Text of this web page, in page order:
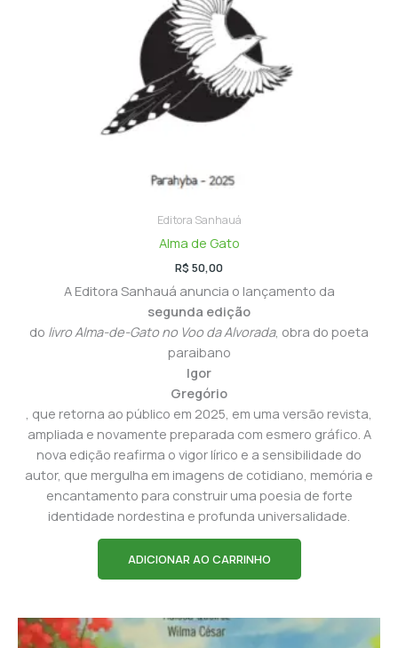
Editora Sanhauá
Alma de Gato
R$ 50,00
A Editora Sanhauá anuncia o lançamento da
segunda edição
do livro Alma-de-Gato no Voo da Alvorada, obra do poeta
paraibano
Igor
Gregório
, que retorna ao público em 2025, em uma versão revista,
ampliada e novamente preparada com esmero gráfico. A
nova edição reafirma o vigor lírico e a sensibilidade do
autor, que mergulha em imagens de cotidiano, memória e
encantamento para construir uma poesia de forte
identidade nordestina e profunda universalidade.
ADICIONAR AO CARRINHO